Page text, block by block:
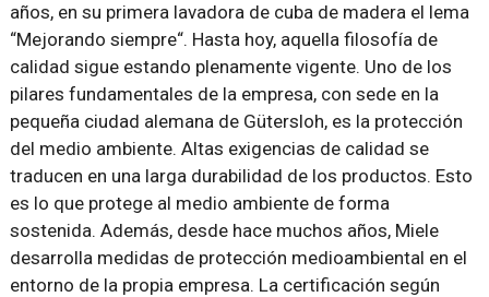
años, en su primera lavadora de cuba de madera el lema
“Mejorando siempre“. Hasta hoy, aquella filosofía de
calidad sigue estando plenamente vigente. Uno de los
pilares fundamentales de la empresa, con sede en la
pequeña ciudad alemana de Gütersloh, es la protección
del medio ambiente. Altas exigencias de calidad se
traducen en una larga durabilidad de los productos. Esto
es lo que protege al medio ambiente de forma
sostenida. Además, desde hace muchos años, Miele
desarrolla medidas de protección medioambiental en el
entorno de la propia empresa. La certificación según